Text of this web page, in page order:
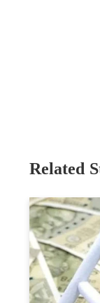
Related